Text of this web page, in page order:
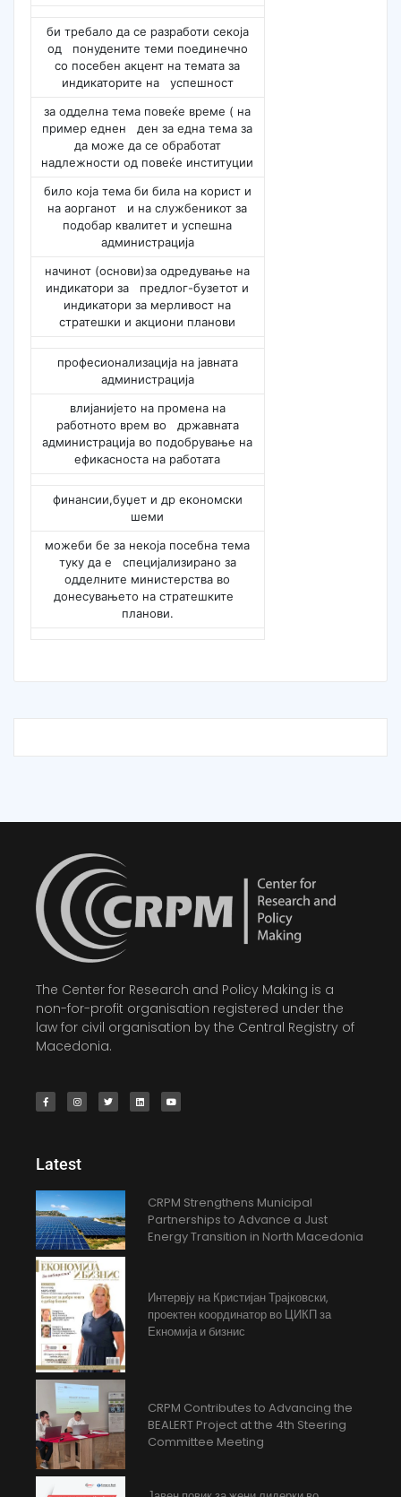
би требало да се разработи секоја
од понудените теми поединечно
со посебен акцент на темата за
индикаторите на успешност
за одделна тема повеќе време ( на
пример еднен ден за една тема за
да може да се обработат
надлежности од повеќе институции
било која тема би била на корист и
на аорганот и на службеникот за
подобар квалитет и успешна
администрација
начинот (основи)за одредување на
индикатори за предлог-бузетот и
индикатори за мерливост на
стратешки и акциони планови
професионализација на јавната
администрација
влијанијето на промена на
работното врем во државната
администрација во подобрување на
ефикасноста на работата
финансии,буџет и др економски
шеми
можеби бе за некоја посебна тема
туку да е специјализирано за
одделните министерства во
донесувањето на стратешките
планови.
The Center for Research and Policy Making is a
non-for-profit organisation registered under the
law for civil organisation by the Central Registry of
Macedonia.
Latest
CRPM Strengthens Municipal
Partnerships to Advance a Just
Energy Transition in North Macedonia
Интервју на Кристијан Трајковски,
проектен координатор во ЦИКП за
Екномија и бизнис
CRPM Contributes to Advancing the
BEALERT Project at the 4th Steering
Committee Meeting